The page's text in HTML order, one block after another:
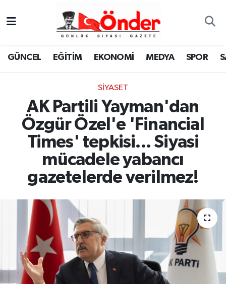
GÜNCEL EĞİTİM EKONOMİ MEDYA SPOR
SİYASET
AK Partili Yayman'dan
Özgür Özel'e 'Financial
Times' tepkisi... Siyasi
mücadele yabancı
gazetelerde verilmez!
GÜNCEL
MEDYA
SPOR
SAĞLIK
YAŞAM
RESMİ İLAN
Zonguldak Nöbetçi Eczaneler
Zonguldak Namaz Vakitleri
Zonguldak Trafik Yoğunluk Haritası
TFF 3.Lig 4.Grup Puan Durumu ve Fikstür
Tüm Manşetler
Haber Arşivi